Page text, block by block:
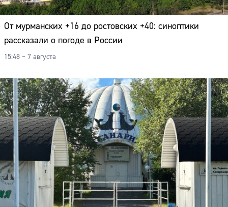
От мурманских +16 до ростовских +40: синоптики
рассказали о погоде в России
15:48 – 7 августа